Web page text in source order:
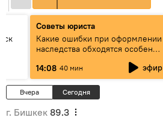
Советы юриста
Какие ошибки при оформлении
наследства обходятся особенно
дорого - советы юриста
14:08 40 мин эфир
Вчера Сегодня
г. Бишкек 89.3